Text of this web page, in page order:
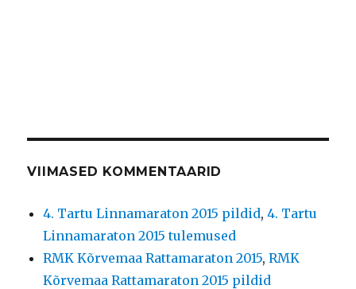
VIIMASED KOMMENTAARID
4. Tartu Linnamaraton 2015 pildid,4. Tartu
Linnamaraton 2015 tulemused
RMK Kõrvemaa Rattamaraton 2015,RMK
Kõrvemaa Rattamaraton 2015 pildid